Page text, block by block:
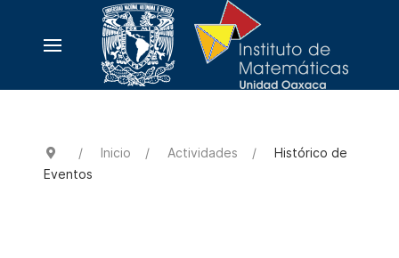
Inicio Actividades
Histórico de
Eventos